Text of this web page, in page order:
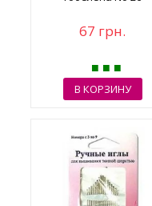
67 грн.
В КОРЗИНУ